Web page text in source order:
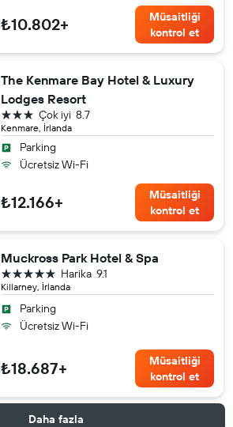
₺10.802+
Müsaitliği
kontrol et
The Kenmare Bay Hotel & Luxury
Lodges Resort
Kenmare, İrlanda
8.7
Çok iyi
3 yıldız
Parking
Ücretsiz Wi-Fi
₺12.166+
Müsaitliği
kontrol et
Muckross Park Hotel & Spa
Killarney, İrlanda
9.1
Harika
5 yıldız
Parking
Ücretsiz Wi-Fi
₺18.687+
Müsaitliği
kontrol et
Daha fazla